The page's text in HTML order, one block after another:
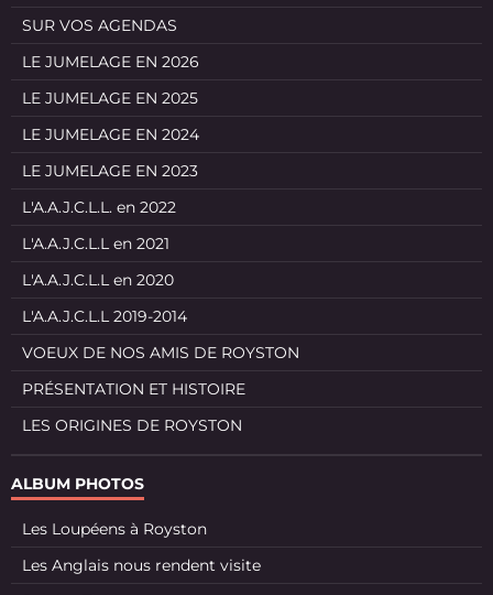
SUR VOS AGENDAS
LE JUMELAGE EN 2026
LE JUMELAGE EN 2025
LE JUMELAGE EN 2024
LE JUMELAGE EN 2023
L'A.A.J.C.L.L. en 2022
L'A.A.J.C.L.L en 2021
L'A.A.J.C.L.L en 2020
L'A.A.J.C.L.L 2019-2014
VOEUX DE NOS AMIS DE ROYSTON
PRÉSENTATION ET HISTOIRE
LES ORIGINES DE ROYSTON
ALBUM PHOTOS
Les Loupéens à Royston
Les Anglais nous rendent visite